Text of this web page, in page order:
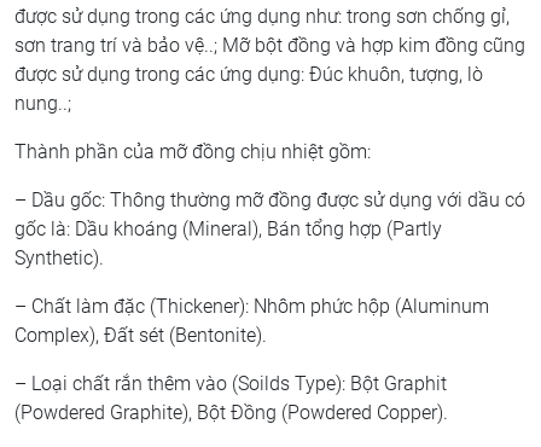
được sử dụng trong các ứng dụng như: trong sơn chống gỉ,
sơn trang trí và bảo vệ..; Mỡ bột đồng và hợp kim đồng cũng
được sử dụng trong các ứng dụng: Đúc khuôn, tượng, lò
nung..;
Thành phần của mỡ đồng chịu nhiệt gồm:
– Dầu gốc: Thông thường mỡ đồng được sử dụng với dầu có
gốc là: Dầu khoáng (Mineral), Bán tổng hợp (Partly
Synthetic).
– Chất làm đặc (Thickener): Nhôm phức hộp (Aluminum
Complex), Đất sét (Bentonite).
– Loại chất rắn thêm vào (Soilds Type): Bột Graphit
(Powdered Graphite), Bột Đồng (Powdered Copper).